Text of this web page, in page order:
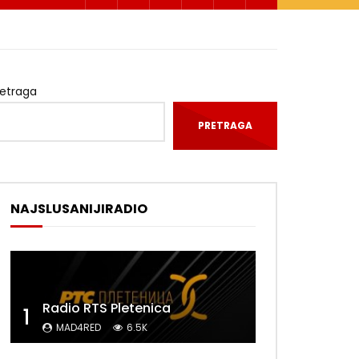
PRETRAGA
NAJSLUSANIJIRADIO
1 Radio RTS Pletenica
MAD4RED 6.5K